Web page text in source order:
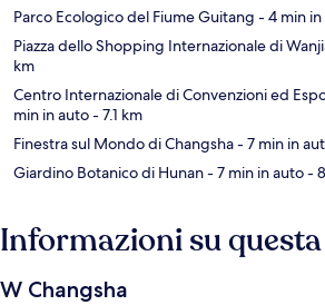
Parco Ecologico del Fiume Guitang - 4 min
Piazza dello Shopping Internazionale di
km
Centro Internazionale di Convenzioni ed
min in auto- 7.1 km
Finestra sul Mondo di Changsha- 7 min in
Giardino Botanico di Hunan- 7 min in auto-
Informazioni su
W Changsha